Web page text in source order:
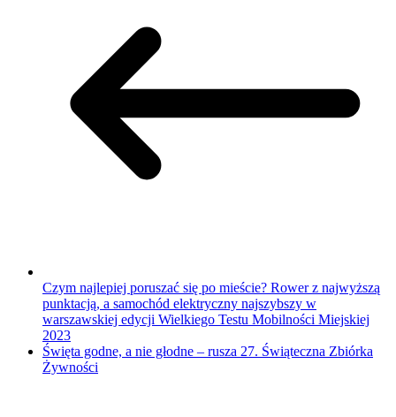
Czym najlepiej poruszać się po mieście? Rower z najwyższą
punktacją, a samochód elektryczny najszybszy w
warszawskiej edycji Wielkiego Testu Mobilności Miejskiej
2023
Święta godne, a nie głodne – rusza 27. Świąteczna Zbiórka
Żywności